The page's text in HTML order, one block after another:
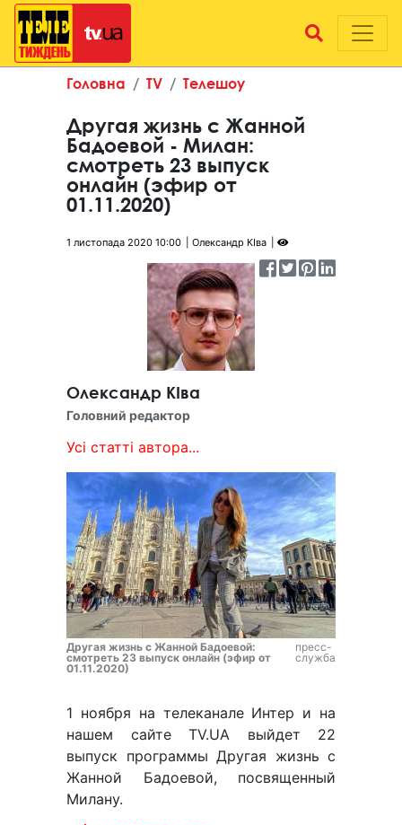
Головна TV Телешоу
Другая жизнь с Жанной
Бадоевой - Милан:
смотреть 23 выпуск
онлайн (эфир от
01.11.2020)
1 листопада 2020 10:00 Олександр КІва
Олександр КІва
Головний редактор
Усі статті автора...
Другая жизнь с Жанной Бадоевой:
смотреть 23 выпуск онлайн (эфир от
01.11.2020)
пресс-
служба
1 ноября на телеканале Интер и на
нашем сайте TV.UA выйдет 22
выпуск программы Другая жизнь с
Жанной Бадоевой, посвященный
Милану.